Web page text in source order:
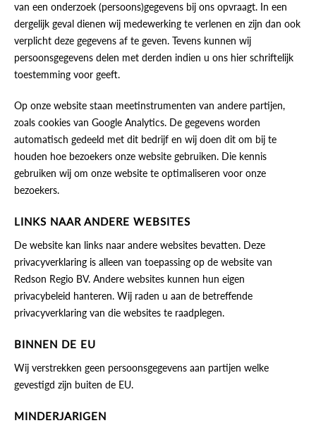
van een onderzoek (persoons)gegevens bij ons opvraagt. In een
dergelijk geval dienen wij medewerking te verlenen en zijn dan ook
verplicht deze gegevens af te geven. Tevens kunnen wij
persoonsgegevens delen met derden indien u ons hier schriftelijk
toestemming voor geeft.
Op onze website staan meetinstrumenten van andere partijen,
zoals cookies van Google Analytics. De gegevens worden
automatisch gedeeld met dit bedrijf en wij doen dit om bij te
houden hoe bezoekers onze website gebruiken. Die kennis
gebruiken wij om onze website te optimaliseren voor onze
bezoekers.
LINKS NAAR ANDERE WEBSITES
De website kan links naar andere websites bevatten. Deze
privacyverklaring is alleen van toepassing op de website van
Redson Regio BV. Andere websites kunnen hun eigen
privacybeleid hanteren. Wij raden u aan de betreffende
privacyverklaring van die websites te raadplegen.
BINNEN DE EU
Wij verstrekken geen persoonsgegevens aan partijen welke
gevestigd zijn buiten de EU.
MINDERJARIGEN